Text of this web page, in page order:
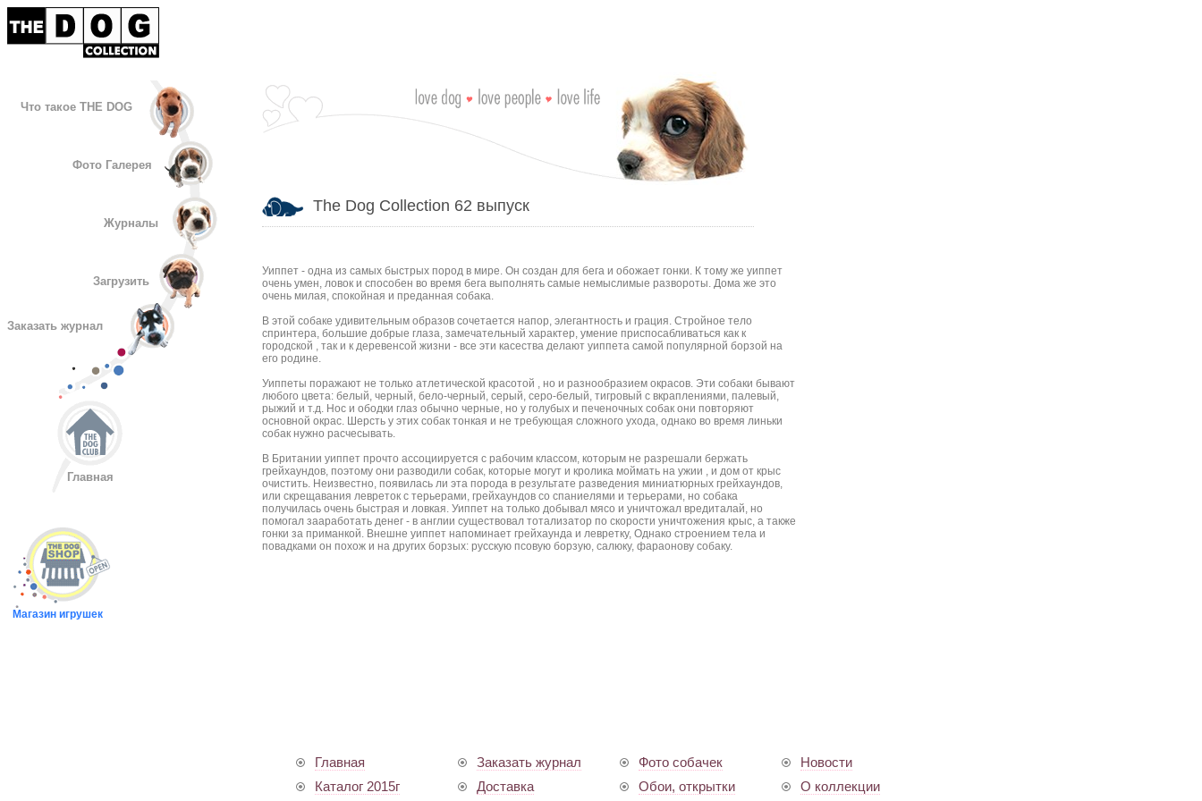
Что такое THE DOG
Фото Галерея
Журналы
Загрузить
Заказать журнал
Главная
Магазин игрушек
The Dog Collection 62 выпуск
Уиппет - одна из самых быстрых пород в мире. Он создан для бега и обожает гонки. К тому же уиппет
очень умен, ловок и способен во время бега выполнять самые немыслимые развороты. Дома же это
очень милая, спокойная и преданная собака.
В этой собаке удивительным образов сочетается напор, элегантность и грация. Стройное тело
спринтера, большие добрые глаза, замечательный характер, умение приспосабливаться как к
городской , так и к деревенсой жизни - все эти касества делают уиппета самой популярной борзой на
его родине.
Уиппеты поражают не только атлетической красотой , но и разнообразием окрасов. Эти собаки бывают
любого цвета: белый, черный, бело-черный, серый, серо-белый, тигровый с вкраплениями, палевый,
рыжий и т.д. Нос и ободки глаз обычно черные, но у голубых и печеночных собак они повторяют
основной окрас. Шерсть у этих собак тонкая и не требующая сложного ухода, однако во время линьки
собак нужно расчесывать.
В Британии уиппет прочто ассоциируется с рабочим классом, которым не разрешали бержать
грейхаундов, поэтому они разводили собак, которые могут и кролика моймать на ужии , и дом от крыс
очистить. Неизвестно, появилась ли эта порода в результате разведения миниатюрных грейхаундов,
или скрещавания левреток с терьерами, грейхаундов со спаниелями и терьерами, но собака
получилась очень быстрая и ловкая. Уиппет на только добывал мясо и уничтожал вредиталай, но
помогал зааработать денег - в англии существовал тотализатор по скорости уничтожения крыс, а также
гонки за приманкой. Внешне уиппет напоминает грейхаунда и левретку, Однако строением тела и
повадками он похож и на других борзых: русскую псовую борзую, салюку, фараонову собаку.
Главная
Каталог 2015г
Заказать журнал
Доставка
Фото собачек
Обои, открытки
Новости
О коллекции